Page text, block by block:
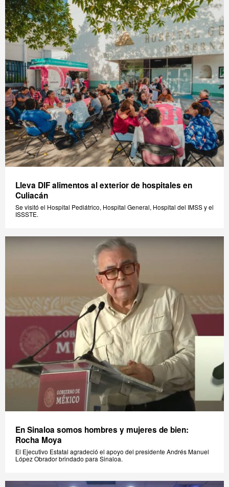
Lleva DIF alimentos al exterior de hospitales en
Culiacán
Se visitó el Hospital Pediátrico, Hospital General, Hospital del IMSS y el
ISSSTE.
En Sinaloa somos hombres y mujeres de bien:
Rocha Moya
El Ejecutivo Estatal agradeció el apoyo del presidente Andrés Manuel
López Obrador brindado para Sinaloa.